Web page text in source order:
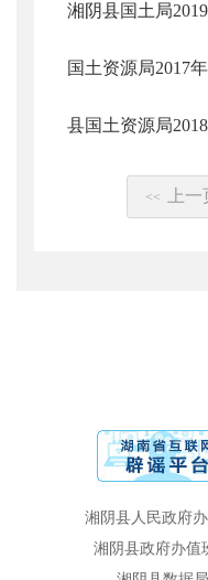
湘阴县国土局
国土资源局2017
县国土资源局
<< 上
湘阴县人民政府
湘阴县政府办值